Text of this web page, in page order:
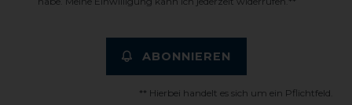
ABONNIEREN
** Hierbei handelt es sich um ein Pflichtfeld.